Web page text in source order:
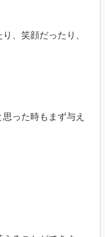
、笑顔だったり、
った時もまず与え